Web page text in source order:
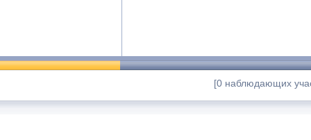
[0 наблюдающих